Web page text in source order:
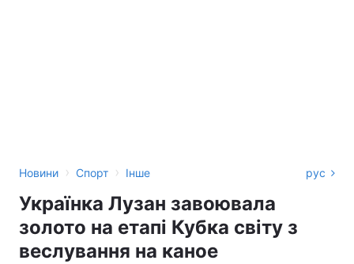
Новини › Спорт › Інше рус
Українка Лузан завоювала
золото на етапі Кубка світу з
веслування на каное